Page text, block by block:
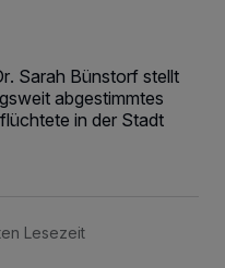
Sarah Bünstorf stellt
abgestimmtes
in der Stadt
Lesezeit